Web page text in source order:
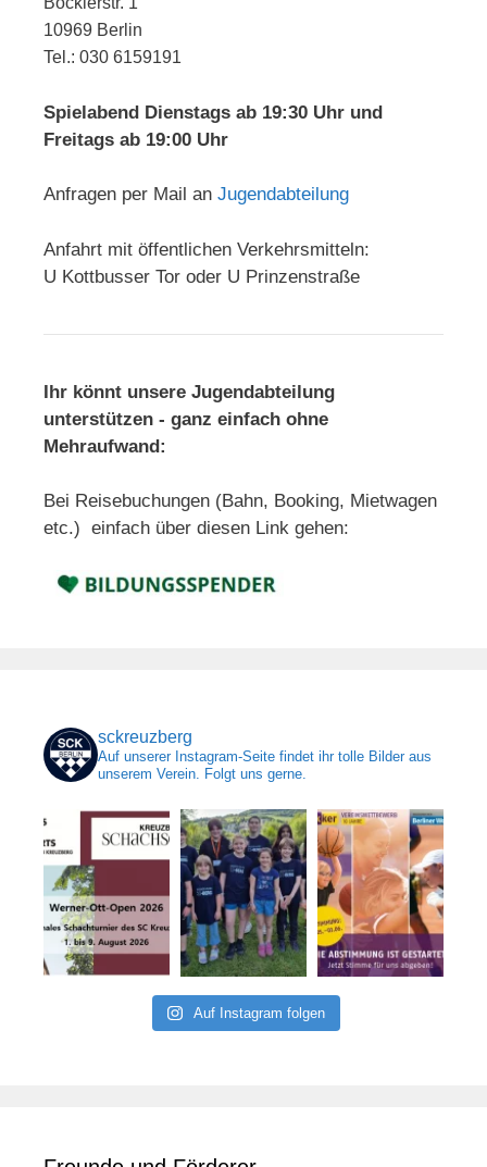
10969 Berlin
Tel.: 030 6159191
Spielabend Dienstags ab 19:30 Uhr und
Freitags ab 19:00 Uhr
Anfragen per Mail an Jugendabteilung
Anfahrt mit öffentlichen Verkehrsmitteln:
U Kottbusser Tor oder U Prinzenstraße
Ihr könnt unsere Jugendabteilung
unterstützen - ganz einfach ohne
Mehraufwand:
Bei Reisebuchungen (Bahn, Booking, Mietwagen
etc.) einfach über diesen Link gehen:
sckreuzberg
Auf unserer Instagram-Seite findet ihr tolle Bilder aus
unserem Verein. Folgt uns gerne.
Auf Instagram folgen